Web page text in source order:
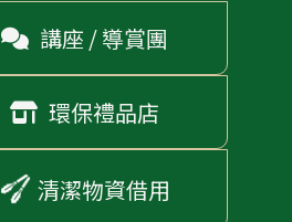
 講座 / 導賞團
 環保禮品店
清潔物資借用